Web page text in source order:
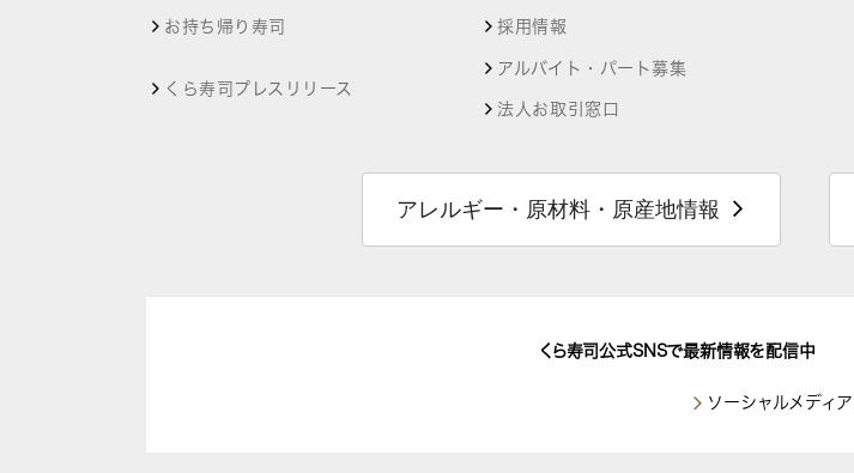
お持ち帰り寿司
くら寿司プレスリリース
採用情報
アルバイト・パート募集
法人お取引窓口
アレルギー・原材料・原産地情報
くら寿司公式SNSで最新情報を配信中
ソーシャルメディ